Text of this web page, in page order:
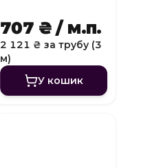
707 ₴ / м.п.
2 121 ₴ за трубу (3
м)
У кошик